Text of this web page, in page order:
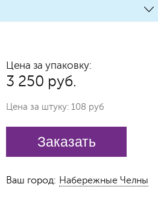
Цена за упаковку:
3 250 руб.
Цена за штуку: 108 руб
Заказать
Ваш город: Набережные Челны